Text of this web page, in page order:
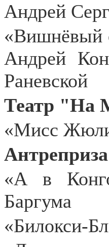
Андрей
«Вишнёвый
Андрей
Раневской
Театр "На
«Мисс
«А в
Баргума
«Билокси-